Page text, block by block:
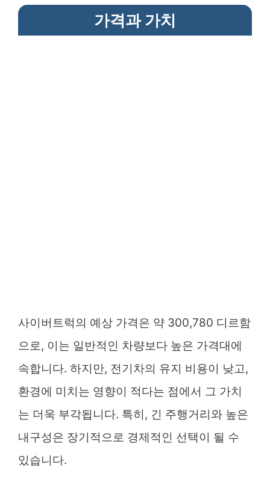
가격과 가치
사이버트럭의 예상 가격은 약 300,780 디르함
으로, 이는 일반적인 차량보다 높은 가격대에
속합니다. 하지만, 전기차의 유지 비용이 낮고,
환경에 미치는 영향이 적다는 점에서 그 가치
는 더욱 부각됩니다. 특히, 긴 주행거리와 높은
내구성은 장기적으로 경제적인 선택이 될 수
있습니다.